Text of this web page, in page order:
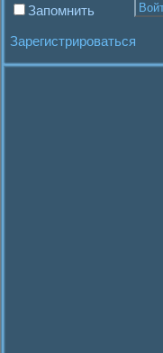
Запомнить
Зарегистрироваться